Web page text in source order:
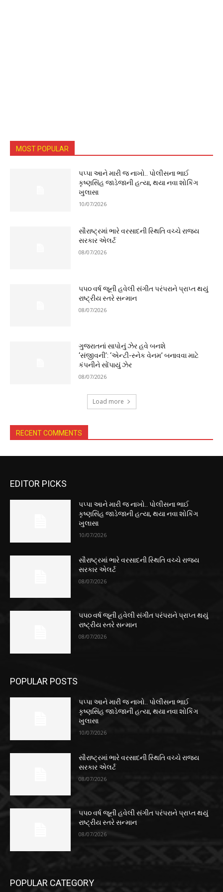
MOST POPULAR
પપ્પા આને મારી જ નાખો.. પોલીસના ભાઈ
કૃષ્ણસિંહ જાડેજાની હત્યા, થયા નવા શોકિંગ
ખુલાસા
10/07/2026
સૌરાષ્ટ્રમાં ભારે વરસાદની સ્થિતિ વચ્ચે રાજ્ય
સરકાર એલર્ટ
08/07/2026
૫૫૦ વર્ષ જૂની હવેલી સંગીત પરંપરાને પ્રાપ્ત થયું
રાષ્ટ્રીય સ્તરે સન્માન
08/07/2026
ગુજરાતનાં સાપોનું ઝેર હવે બનશે
‘સંજીવની’: ‘એન્ટી-સ્નેક વેનમ’ બનાવવા માટે
કંપનીને સોંપાયું ઝેર
08/07/2026
Load more
RECENT COMMENTS
EDITOR PICKS
પપ્પા આને મારી જ નાખો.. પોલીસના ભાઈ
કૃષ્ણસિંહ જાડેજાની હત્યા, થયા નવા શોકિંગ
ખુલાસા
10/07/2026
સૌરાષ્ટ્રમાં ભારે વરસાદની સ્થિતિ વચ્ચે રાજ્ય
સરકાર એલર્ટ
08/07/2026
૫૫૦ વર્ષ જૂની હવેલી સંગીત પરંપરાને પ્રાપ્ત થયું
રાષ્ટ્રીય સ્તરે સન્માન
08/07/2026
POPULAR POSTS
પપ્પા આને મારી જ નાખો.. પોલીસના ભાઈ
કૃષ્ણસિંહ જાડેજાની હત્યા, થયા નવા શોકિંગ
ખુલાસા
10/07/2026
સૌરાષ્ટ્રમાં ભારે વરસાદની સ્થિતિ વચ્ચે રાજ્ય
સરકાર એલર્ટ
08/07/2026
૫૫૦ વર્ષ જૂની હવેલી સંગીત પરંપરાને પ્રાપ્ત થયું
રાષ્ટ્રીય સ્તરે સન્માન
08/07/2026
POPULAR CATEGORY